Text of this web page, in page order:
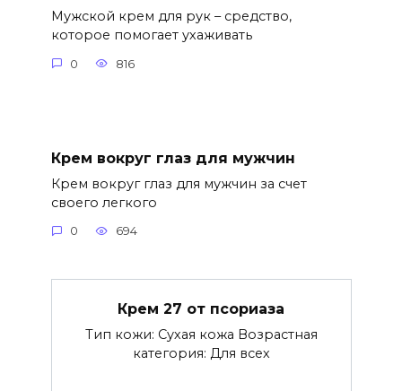
Мужской крем для рук – средство,
которое помогает ухаживать
0 816
Крем вокруг глаз для мужчин
Крем вокруг глаз для мужчин за счет
своего легкого
0 694
Крем 27 от псориаза
Тип кожи: Сухая кожа Возрастная
категория: Для всех